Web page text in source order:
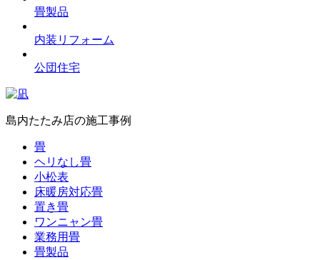
畳製品
内装リフォーム
公団住宅
島内たたみ店の施工事例
畳
ヘリなし畳
小松表
床暖房対応畳
置き畳
ワンニャン畳
業務用畳
畳製品